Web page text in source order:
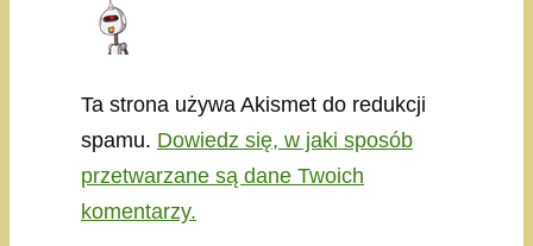
Ta strona używa Akismet do redukcji
spamu. Dowiedz się, w jaki sposób
przetwarzane są dane Twoich
komentarzy.